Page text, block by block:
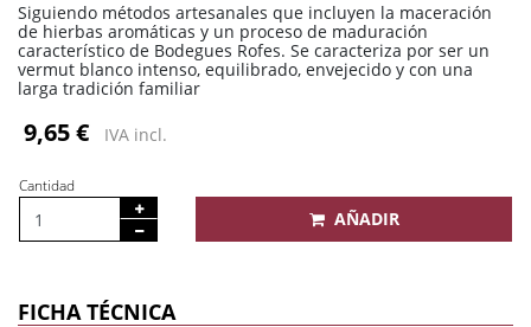
Siguiendo métodos artesanales que incluyen la maceración
de hierbas aromáticas y un proceso de maduración
característico de Bodegues Rofes. Se caracteriza por ser un
vermut blanco intenso, equilibrado, envejecido y con una
larga tradición familiar
9,65 € IVA incl.
Cantidad
AÑADIR
FICHA TÉCNICA